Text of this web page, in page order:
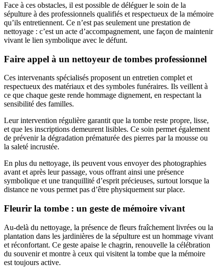
Face à ces obstacles, il est possible de déléguer le soin de la
sépulture à des professionnels qualifiés et respectueux de la mémoire
qu’ils entretiennent. Ce n’est pas seulement une prestation de
nettoyage : c’est un acte d’accompagnement, une façon de maintenir
vivant le lien symbolique avec le défunt.
Faire appel à un nettoyeur de tombes professionnel
Ces intervenants spécialisés proposent un entretien complet et
respectueux des matériaux et des symboles funéraires. Ils veillent à
ce que chaque geste rende hommage dignement, en respectant la
sensibilité des familles.
Leur intervention régulière garantit que la tombe reste propre, lisse,
et que les inscriptions demeurent lisibles. Ce soin permet également
de prévenir la dégradation prématurée des pierres par la mousse ou
la saleté incrustée.
En plus du nettoyage, ils peuvent vous envoyer des photographies
avant et après leur passage, vous offrant ainsi une présence
symbolique et une tranquillité d’esprit précieuses, surtout lorsque la
distance ne vous permet pas d’être physiquement sur place.
Fleurir la tombe : un geste de mémoire vivant
Au-delà du nettoyage, la présence de fleurs fraîchement livrées ou la
plantation dans les jardinières de la sépulture est un hommage vivant
et réconfortant. Ce geste apaise le chagrin, renouvelle la célébration
du souvenir et montre à ceux qui visitent la tombe que la mémoire
est toujours active.